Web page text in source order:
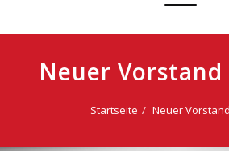
Neuer
Startseite Neuer